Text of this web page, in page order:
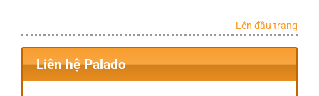
Lên đầu trang
Liên hệ Palado